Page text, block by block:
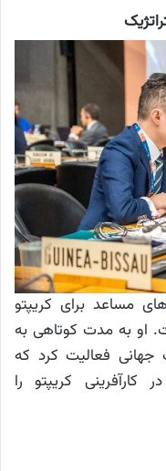
مساعد برای کریپتو
او به مدت کوتاهی به
جهانی فعالیت کرد که
کریپتو را